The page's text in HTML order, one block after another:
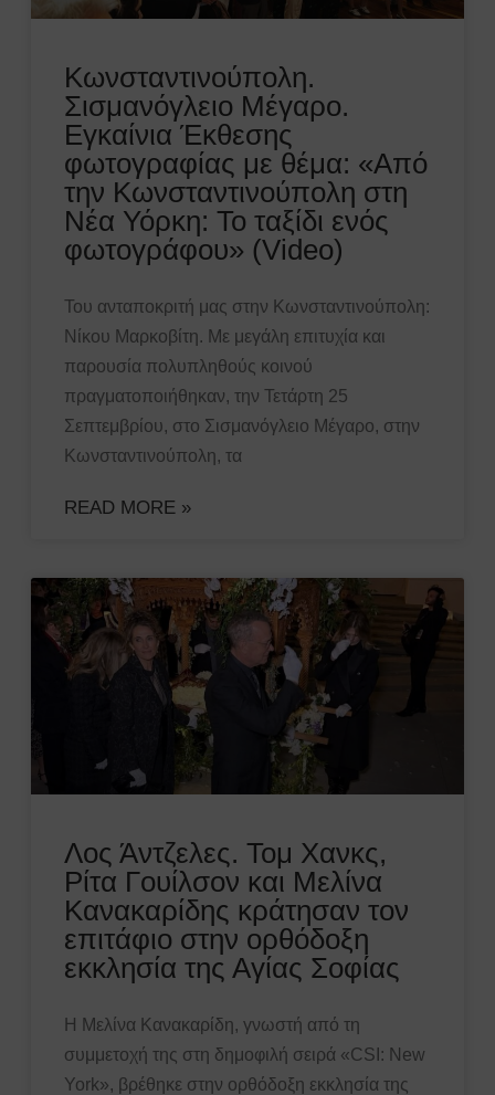
Κωνσταντινούπολη.
Σισμανόγλειο Μέγαρο.
Εγκαίνια Έκθεσης
φωτογραφίας με θέμα: «Από
την Κωνσταντινούπολη στη
Νέα Υόρκη: Το ταξίδι ενός
φωτογράφου» (Video)
Του ανταποκριτή μας στην Κωνσταντινούπολη:
Νίκου Μαρκοβίτη. Με μεγάλη επιτυχία και
παρουσία πολυπληθούς κοινού
πραγματοποιήθηκαν, την Τετάρτη 25
Σεπτεμβρίου, στο Σισμανόγλειο Μέγαρο, στην
Κωνσταντινούπολη, τα
READ MORE »
Λος Άντζελες. Τομ Χανκς,
Ρίτα Γουίλσον και Μελίνα
Κανακαρίδης κράτησαν τον
επιτάφιο στην ορθόδοξη
εκκλησία της Αγίας Σοφίας
Η Μελίνα Κανακαρίδη, γνωστή από τη
συμμετοχή της στη δημοφιλή σειρά «CSI: New
York», βρέθηκε στην ορθόδοξη εκκλησία της